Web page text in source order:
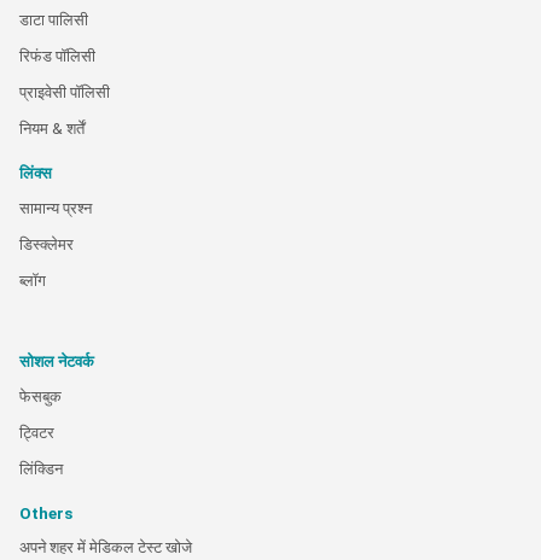
डाटा पालिसी
रिफंड पॉलिसी
प्राइवेसी पॉलिसी
नियम & शर्तें
लिंक्स
सामान्य प्रश्न
डिस्क्लेमर
ब्लॉग
सोशल नेटवर्क
फेसबुक
ट्विटर
लिंक्डिन
Others
अपने शहर में मेडिकल टेस्ट खोजे